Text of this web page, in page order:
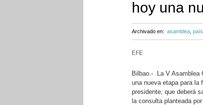
hoy una
Archivado en: asamblea
EFE
Bilbao.- La V Asamblea
una nueva etapa para la
presidente, que deberá
la consulta planteada